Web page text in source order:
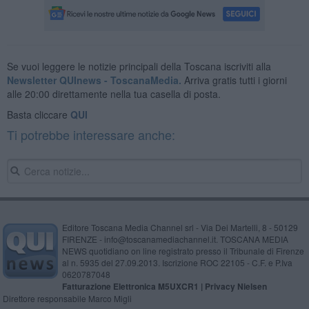
Se vuoi leggere le notizie principali della Toscana iscriviti alla
Newsletter QUInews - ToscanaMedia. Arriva gratis tutti i giorni
alle 20:00 direttamente nella tua casella di posta.
Basta cliccare QUI
Ti potrebbe interessare anche:
Editore Toscana Media Channel srl - Via Dei Martelli, 8 - 50129
FIRENZE - info@toscanamediachannel.it. TOSCANA MEDIA
NEWS quotidiano on line registrato presso il Tribunale di Firenze
al n. 5935 del 27.09.2013. Iscrizione ROC 22105 - C.F. e P.Iva
0620787048
Fatturazione Elettronica M5UXCR1 | Privacy Nielsen
Direttore responsabile Marco Migli